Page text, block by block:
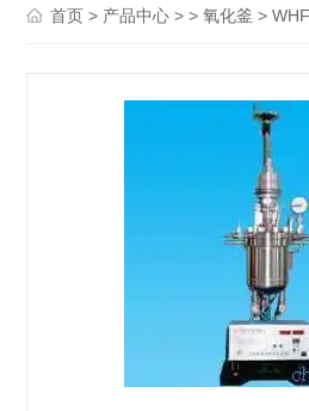
首页 > 产品中心 > >氧化釜 >